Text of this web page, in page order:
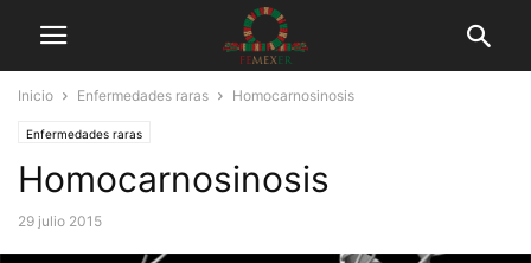
Inicio Enfermedades raras Homocarnosinosis
Enfermedades raras
Homocarnosinosis
29 julio 2015